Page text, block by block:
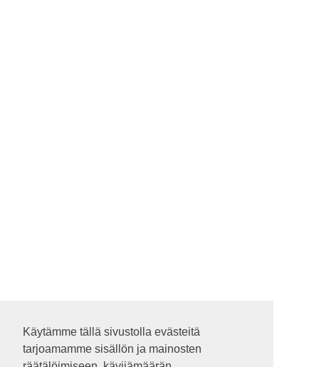
Käytämme tällä sivustolla evästeitä
tarjoamamme sisällön ja mainosten
Käytämme tällä sivustolla evästeitä
tarjoamamme sisällön ja mainosten